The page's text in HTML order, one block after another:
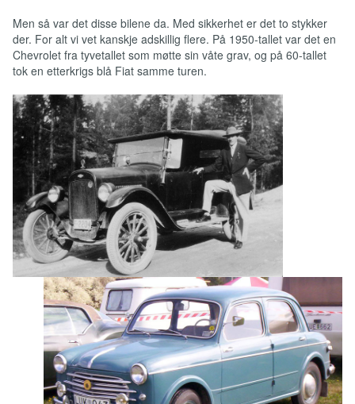
Men så var det disse bilene da. Med sikkerhet er det to stykker
der. For alt vi vet kanskje adskillig flere. På 1950-tallet var det en
Chevrolet fra tyvetallet som møtte sin våte grav, og på 60-tallet
tok en etterkrigs blå Fiat samme turen.